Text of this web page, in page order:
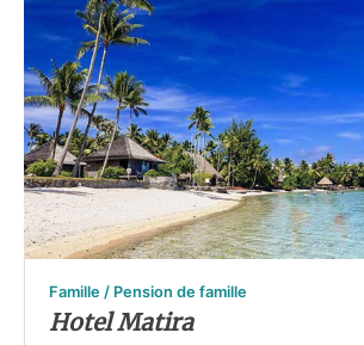
Famille / Pension de famille
Hotel Matira